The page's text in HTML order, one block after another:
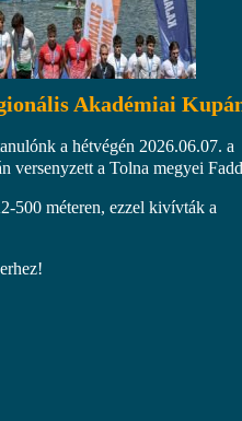
Akadémiai
a hétvégén 2026.06.07. a
versenyzett a Tolna megyei
500 méteren, ezzel kivívták a